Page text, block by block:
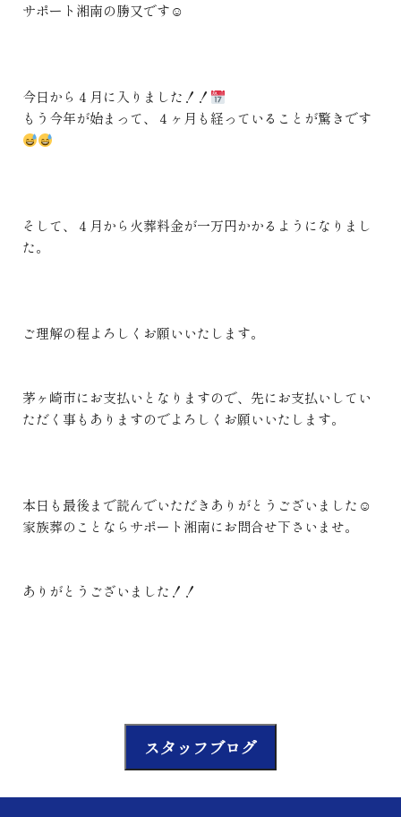
サポート湘南の勝又です☺
今日から４月に入りました！！
もう今年が始まって、４ヶ月も経っていることが驚きです
そして、４月から火葬料金が一万円かかるようになりまし
た。
ご理解の程よろしくお願いいたします。
茅ヶ崎市にお支払いとなりますので、先にお支払いしてい
ただく事もありますのでよろしくお願いいたします。
本日も最後まで読んでいただきありがとうございました☺
家族葬のことならサポート湘南にお問合せ下さいませ。
ありがとうございました！！
スタッフブログ